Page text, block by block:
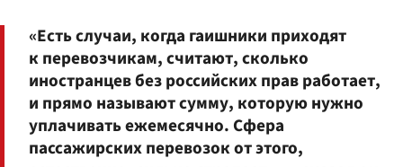
«Есть случаи, когда гаишники приходят
к перевозчикам, считают, сколько
иностранцев без российских прав работает,
и прямо называют сумму, которую нужно
уплачивать ежемесячно. Сфера
пассажирских перевозок от этого,